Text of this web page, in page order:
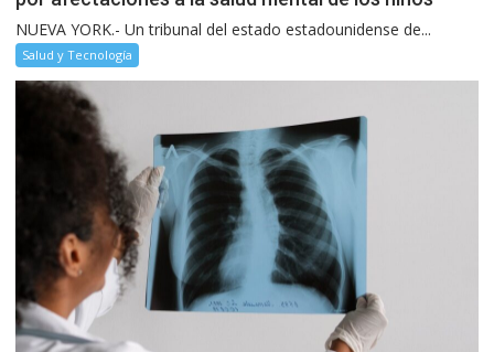
NUEVA YORK.- Un tribunal del estado estadounidense de...
Salud y Tecnología